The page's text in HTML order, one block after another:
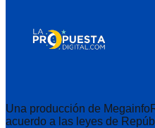
Una producción de
acuerdo a las leyes de